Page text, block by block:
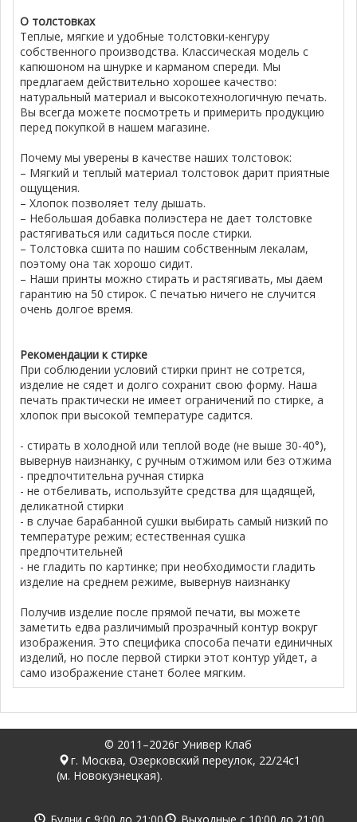
О толстовках
Теплые, мягкие и удобные толстовки-кенгуру
собственного производства. Классическая модель с
капюшоном на шнурке и карманом спереди. Мы
предлагаем действительно хорошее качество:
натуральный материал и высокотехнологичную печать.
Вы всегда можете посмотреть и примерить продукцию
перед покупкой в нашем магазине.
Почему мы уверены в качестве наших толстовок:
– Мягкий и теплый материал толстовок дарит приятные
ощущения.
– Хлопок позволяет телу дышать.
– Небольшая добавка полиэстера не дает толстовке
растягиваться или садиться после стирки.
– Толстовка сшита по нашим собственным лекалам,
поэтому она так хорошо сидит.
– Наши принты можно стирать и растягивать, мы даем
гарантию на 50 стирок. С печатью ничего не случится
очень долгое время.
Рекомендации к стирке
При соблюдении условий стирки принт не сотрется,
изделие не сядет и долго сохранит свою форму. Наша
печать практически не имеет ограничений по стирке, а
хлопок при высокой температуре садится.
- стирать в холодной или теплой воде (не выше 30-40°),
вывернув наизнанку, с ручным отжимом или без отжима
- предпочтительна ручная стирка
- не отбеливать, используйте средства для щадящей,
деликатной стирки
- в случае барабанной сушки выбирать самый низкий по
температуре режим; естественная сушка
предпочтительней
- не гладить по картинке; при необходимости гладить
изделие на среднем режиме, вывернув наизнанку
Получив изделие после прямой печати, вы можете
заметить едва различимый прозрачный контур вокруг
изображения. Это специфика способа печати единичных
изделий, но после первой стирки этот контур уйдет, а
само изображение станет более мягким.
© 2011–2026г Универ Клаб
г. Москва, Озерковский переулок, 22/24с1
(м. Новокузнецкая).
Будни с 9:00 до 21:00 Выходные с 10:00 до 21:00